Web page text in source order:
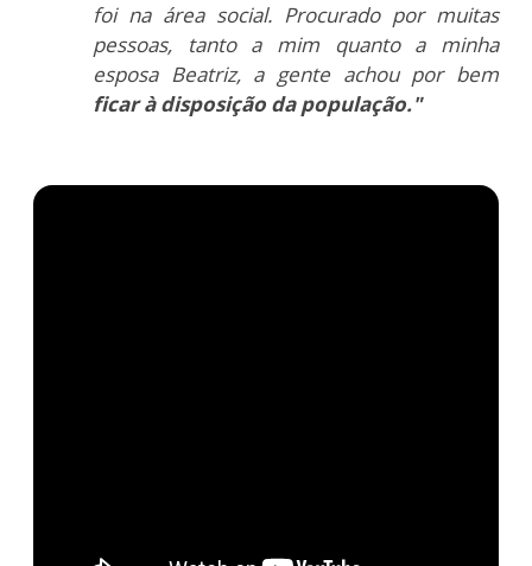
foi na área social. Procurado por muitas
pessoas, tanto a mim quanto a minha
esposa Beatriz, a gente achou por bem
ficar à disposição da população."